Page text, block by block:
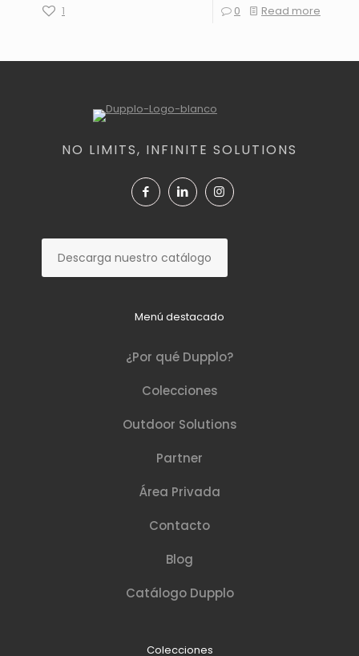
1 0 Read more
NO LIMITS, INFINITE SOLUTIONS
Descarga nuestro catálogo
Menú destacado
¿Por qué Dupplo?​
Colecciones
Outdoor Solutions
Partner
Área Privada
Contacto
Blog
Catálogo Dupplo
Colecciones